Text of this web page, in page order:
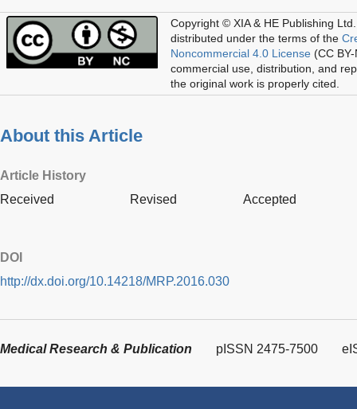
Copyright © XIA & HE Publishing Ltd.
distributed under the terms of the
Noncommercial 4.0 License (CC
commercial use, distribution, and
the original work is properly cited.
About this Article
Article History
Received
Revised Accepted
DOI
http://dx.doi.org/10.14218/MRP.2016.030
Medical Research & Publication pISSN 2475-7500